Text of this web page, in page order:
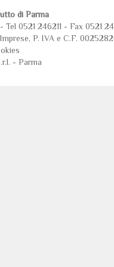
di Parma
0521 246211 - Fax 0521
P. IVA e C.F.
- Parma